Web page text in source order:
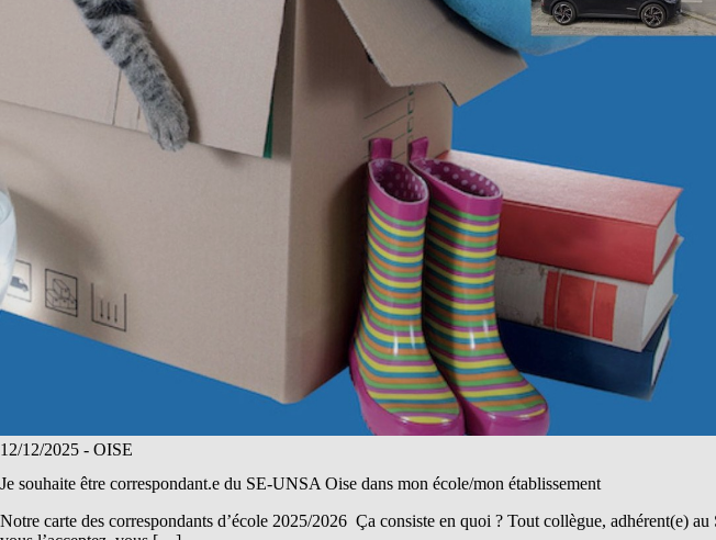
12/12/2025 - OISE
Je souhaite être correspondant.e du SE-UNSA Oise dans mon école/mon établissement
Notre carte des correspondants d’école 2025/2026 Ça consiste en quoi ? Tout collègue, adhérent(e)